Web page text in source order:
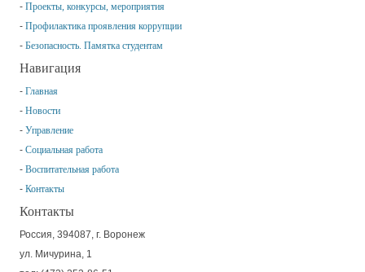
Проекты, конкурсы, мероприятия
Профилактика проявления коррупции
Безопасность. Памятка студентам
Навигация
Главная
Новости
Управление
Социальная работа
Воспитательная работа
Контакты
Контакты
Россия, 394087, г. Воронеж
ул. Мичурина, 1